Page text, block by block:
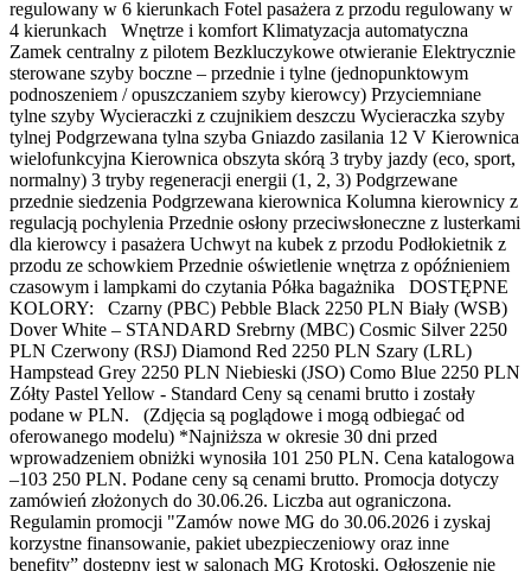
regulowany w 6 kierunkach Fotel pasażera z przodu regulowany w
4 kierunkach Wnętrze i komfort Klimatyzacja automatyczna
Zamek centralny z pilotem Bezkluczykowe otwieranie Elektrycznie
sterowane szyby boczne – przednie i tylne (jednopunktowym
podnoszeniem / opuszczaniem szyby kierowcy) Przyciemniane
tylne szyby Wycieraczki z czujnikiem deszczu Wycieraczka szyby
tylnej Podgrzewana tylna szyba Gniazdo zasilania 12 V Kierownica
wielofunkcyjna Kierownica obszyta skórą 3 tryby jazdy (eco, sport,
normalny) 3 tryby regeneracji energii (1, 2, 3) Podgrzewane
przednie siedzenia Podgrzewana kierownica Kolumna kierownicy z
regulacją pochylenia Przednie osłony przeciwsłoneczne z lusterkami
dla kierowcy i pasażera Uchwyt na kubek z przodu Podłokietnik z
przodu ze schowkiem Przednie oświetlenie wnętrza z opóźnieniem
czasowym i lampkami do czytania Półka bagażnika DOSTĘPNE
KOLORY: Czarny (PBC) Pebble Black 2250 PLN Biały (WSB)
Dover White – STANDARD Srebrny (MBC) Cosmic Silver 2250
PLN Czerwony (RSJ) Diamond Red 2250 PLN Szary (LRL)
Hampstead Grey 2250 PLN Niebieski (JSO) Como Blue 2250 PLN
Zółty Pastel Yellow - Standard Ceny są cenami brutto i zostały
podane w PLN. (Zdjęcia są poglądowe i mogą odbiegać od
oferowanego modelu) *Najniższa w okresie 30 dni przed
wprowadzeniem obniżki wynosiła 101 250 PLN. Cena katalogowa
–103 250 PLN. Podane ceny są cenami brutto. Promocja dotyczy
zamówień złożonych do 30.06.26. Liczba aut ograniczona.
Regulamin promocji "Zamów nowe MG do 30.06.2026 i zyskaj
korzystne finansowanie, pakiet ubezpieczeniowy oraz inne
benefity” dostępny jest w salonach MG Krotoski. Ogłoszenie nie